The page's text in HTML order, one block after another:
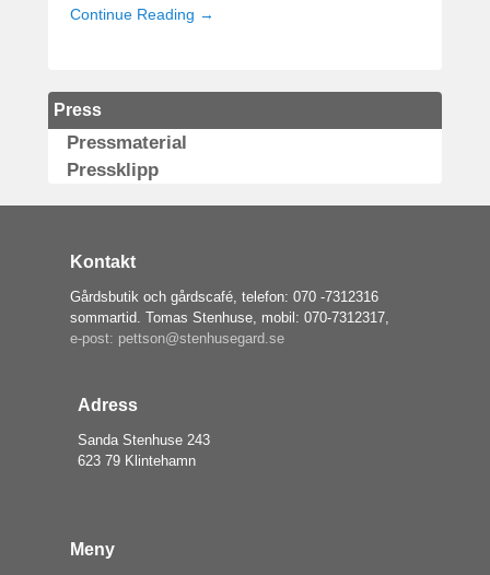
Continue Reading →
Press
Pressmaterial
Pressklipp
Kontakt
Gårdsbutik och gårdscafé, telefon: 070 -7312316
sommartid. Tomas Stenhuse, mobil: 070-7312317,
e-post: pettson@stenhusegard.se
Adress
Sanda Stenhuse 243
623 79 Klintehamn
Meny